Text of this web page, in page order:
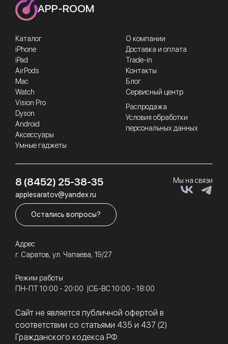
Каталог
iPhone
iPad
AirPods
Mac
Watch
Vision Pro
Dyson
Android
Аксессуары
Умные гаджеты
О компании
Доставка и оплата
Trade-in
Контакты
Блог
Сервисный центр
Распродажа
Условия обработки
персональных данных
APP-ROOM
8 (8452) 25-38-35
applesaratov@yandex.ru
Остались вопросы?
Адрес
г. Саратов, ул. Чапаева, 19/27
Режим работы
ПН-ПТ 10:00 - 20:00
СБ-ВС 10:00 - 18:00
Сайт не является публичной офертой в
соответствии со статьями 435 и 437 (2)
Гражданского кодекса РФ.
Мы на связи